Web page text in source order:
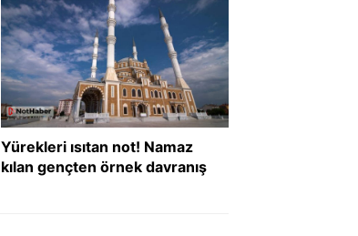
Yürekleri ısıtan not! Namaz
kılan gençten örnek davranış